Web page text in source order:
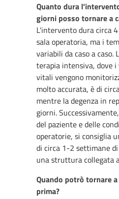
Quanto dura
giorni posso tornare a
L'intervento dura circa
sala operatoria, ma i
variabili da caso a caso.
terapia intensiva, dove
vitali vengono
molto accurata, è di
mentre la degenza in
giorni.
del paziente e delle
operatorie, si consiglia
di circa 1-2 settimane
una struttura collegata
Quando potrò tornare
prima?